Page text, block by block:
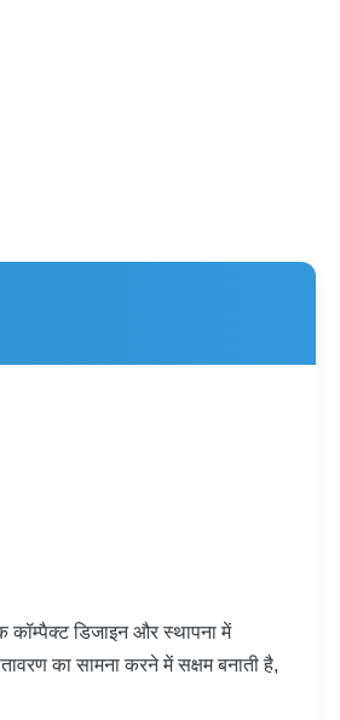
डिजाइन और स्थापना में
का सामना करने में सक्षम बनाती है,